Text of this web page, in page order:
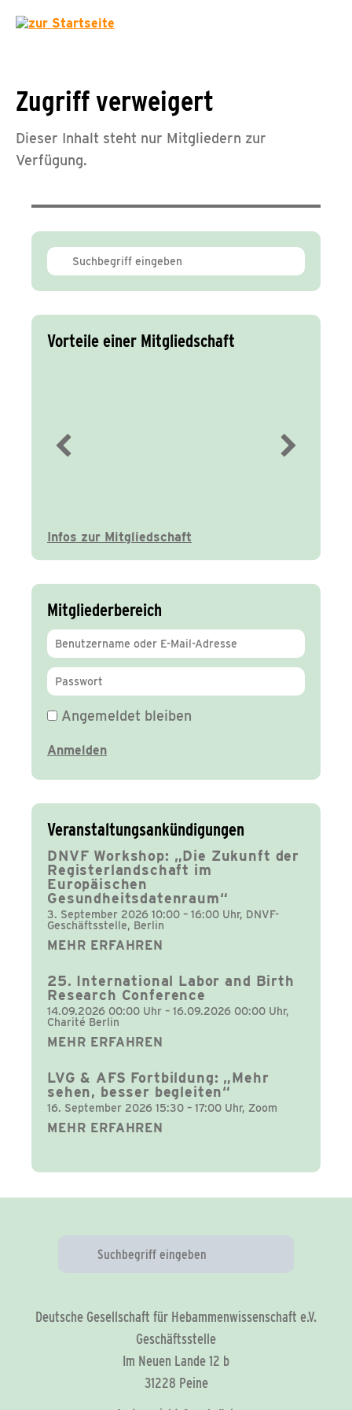
Zugriff verweigert
Dieser Inhalt steht nur Mitgliedern zur
Verfügung.
Vorteile einer Mitgliedschaft
Infos zur Mitgliedschaft
Mitgliederbereich
Angemeldet bleiben
Veranstaltungsankündigungen
DNVF Workshop: „Die Zukunft der
Registerlandschaft im
Europäischen
Gesundheitsdatenraum“
3. September 2026 10:00 – 16:00 Uhr, DNVF-
Geschäftsstelle, Berlin
MEHR ERFAHREN
25. International Labor and Birth
Research Conference
14.09.2026 00:00 Uhr – 16.09.2026 00:00 Uhr,
Charité Berlin
MEHR ERFAHREN
LVG & AFS Fortbildung: „Mehr
sehen, besser begleiten“
16. September 2026 15:30 – 17:00 Uhr, Zoom
MEHR ERFAHREN
Deutsche Gesellschaft für Hebammenwissenschaft e.V.
Geschäftsstelle
Im Neuen Lande 12 b
31228 Peine